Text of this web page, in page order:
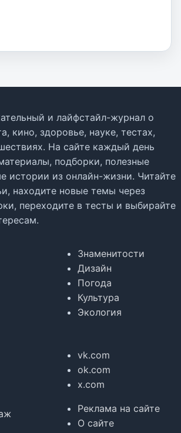
и лайфстайл-журнал о
кино, здоровье, науке, тестах,
На сайте каждый день
подборки, полезные
истории из онлайн-жизни. Читайте
находите новые темы через
переходите в тесты и выбирайте
Знаменитости
Дизайн
Погода
Культура
Экология
vk.com
ok.com
x.com
Реклама на сайте
О сайте